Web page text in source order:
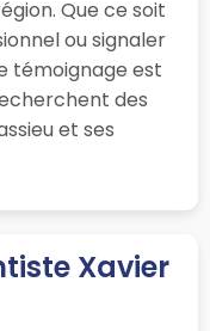
Que ce soit
ou signaler
témoignage est
des
et ses
Xavier